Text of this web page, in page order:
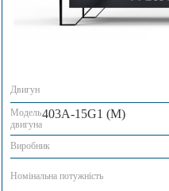
Двигун
Модель
двигуна
403A-15G1 (M)
Виробник
Номінальна потужність